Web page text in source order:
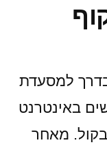
של
בדרך למסעדת
באינטרנט
מאחר